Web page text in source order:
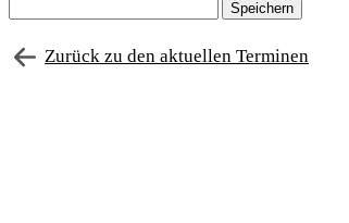
Zurück zu den aktuellen Terminen